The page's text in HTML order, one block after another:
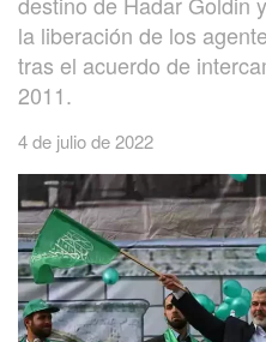
la liberación de los
tras el acuerdo de
2011.
4 de julio de 2022